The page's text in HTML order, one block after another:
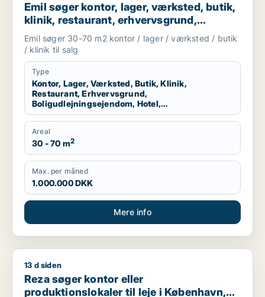
Emil søger kontor, lager, værksted, butik,
klinik, restaurant, erhvervsgrund,
boligudlejningsejendom, hotel,
produktionslokaler eller garage til salg i
København K, Vesterbro eller
Frederiksberg m.fl.
Emil søger 30-70 m2 kontor / lager / værksted / butik
/ klinik til salg
Type
Kontor, Lager, Værksted, Butik, Klinik,
Restaurant, Erhvervsgrund,
Boligudlejningsejendom, Hotel,
Produktionslokaler, Garage
Areal
30 - 70 m2
Max. per måned
1.000.000 DKK
Mere info
Reza søger kontor eller produktionslokaler til leje i
13 d siden
Reza søger kontor eller
produktionslokaler til leje i København,